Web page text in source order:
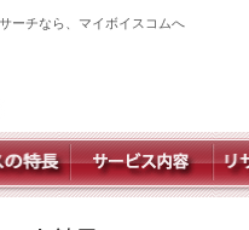
ーチなら、マイボイスコムへ